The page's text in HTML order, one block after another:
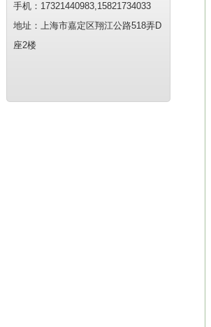
手机：17321440983,15821734033
地址：上海市嘉定区翔江公路518弄D
座2楼